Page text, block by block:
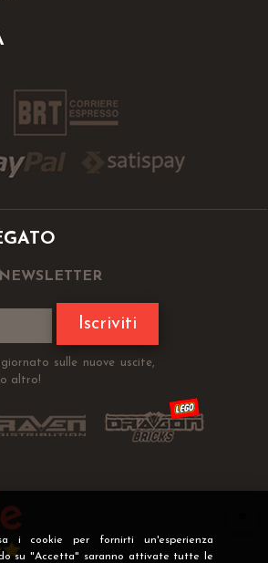
i cookie per fornirti un'esperienza
su "Accetta" saranno attivate tutte le
Iscriviti
sulle nuove uscite,
altro!